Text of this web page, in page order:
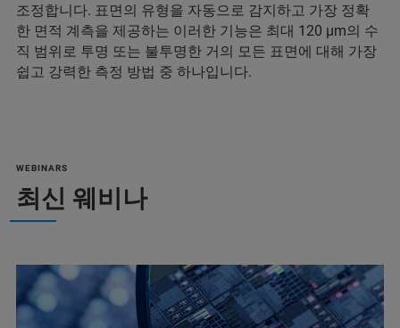
조정합니다. 표면의 유형을 자동으로 감지하고 가장 정확
한 면적 계측을 제공하는 이러한 기능은 최대 120 µm의 수
직 범위로 투명 또는 불투명한 거의 모든 표면에 대해 가장
쉽고 강력한 측정 방법 중 하나입니다.
WEBINARS
최신 웨비나